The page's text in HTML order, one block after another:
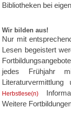
Bibliotheken bei
Wir bilden aus!
Nur mit
Lesen begeistert
jedes Frühjahr
Herbstlese(n)
Weitere